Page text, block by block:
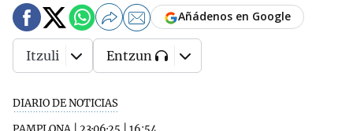
DIARIO DE NOTICIAS
Añádenos en Google
Itzuli Entzun